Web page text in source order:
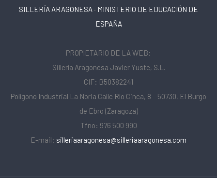
SILLERÍA ARAGONESA · MINISTERIO DE EDUCACIÓN DE
ESPAÑA
PROPIETARIO DE LA WEB:
Sillería Aragonesa Javier Yuste, S.L.
CIF: B50382241
Polígono Industrial La Noria Calle Río Cinca, 8 – 50730, El Burgo
de Ebro (Zaragoza)
Tfno: 976 500 990
E-mail: silleriaaragonesa@silleriaaragonesa.com